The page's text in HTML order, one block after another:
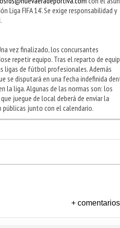
Liga FIFA 14’. Se exige responsabilidad y
vez finalizado, los concursantes
repetir equipo. Tras el reparto de
ligas de fútbol profesionales. Además
se disputará en una fecha indefinida
la liga. Algunas de las normas son: los
juegue de local deberá de enviar la
junto con el calendario.
+